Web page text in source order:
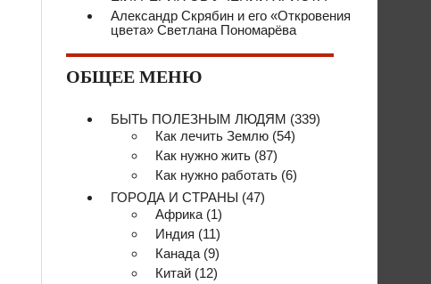
Александр Скрябин и его «Откровения
цвета» Светлана Пономарёва
ОБЩЕЕ МЕНЮ
БЫТЬ ПОЛЕЗНЫМ ЛЮДЯМ (339)
Как лечить Землю (54)
Как нужно жить (87)
Как нужно работать (6)
ГОРОДА И СТРАНЫ (47)
Африка (1)
Индия (11)
Канада (9)
Китай (12)